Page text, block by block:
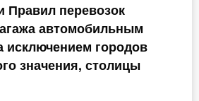
Правил перевозок
автомобильным
исключением городов
значения, столицы